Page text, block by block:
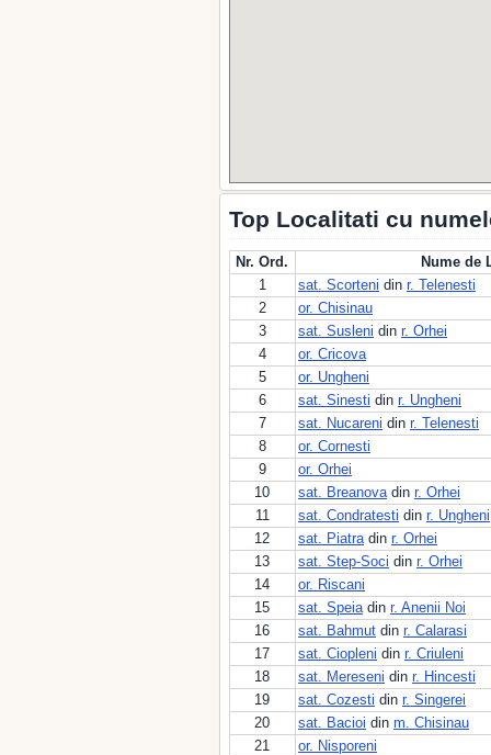
Top Localitati cu
Nr. Ord.
Nume de
1
sat. Scorteni din r. Telenesti
2
or. Chisinau
3
sat. Susleni din r. Orhei
4
or. Cricova
5
or. Ungheni
6
sat. Sinesti din r. Ungheni
7
sat. Nucareni din r. Telenesti
8
or. Cornesti
9
or. Orhei
10
sat. Breanovadin r. Orhei
11
sat. Condratesti din r. Ungheni
12
sat. Piatradin r. Orhei
13
sat. Step-Soci din r. Orhei
14
or. Riscani
15
sat. Speiadin r. Anenii Noi
16
sat. Bahmut din r. Calarasi
17
sat. Ciopleni din r. Criuleni
18
sat. Mereseni din r. Hincesti
19
sat. Cozesti din r. Singerei
20
sat. Bacioi din m. Chisinau
21
or. Nisporeni